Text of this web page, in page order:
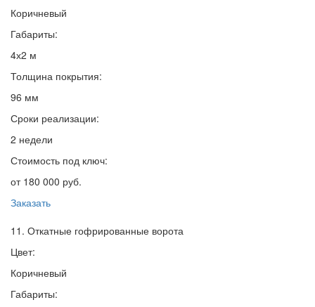
Коричневый
Габариты:
4х2 м
Толщина покрытия:
96 мм
Сроки реализации:
2 недели
Стоимость под ключ:
от 180 000 руб.
Заказать
11. Откатные гофрированные ворота
Цвет:
Коричневый
Габариты: